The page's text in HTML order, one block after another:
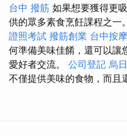
台中 撥筋 如果想要獲得更
供的眾多素食烹飪課程之一
證照考試 撥筋創業 台中按
何準備美味佳餚，還可以讓
愛好者交流。 公司登記 烏
不僅提供美味的食物，而且